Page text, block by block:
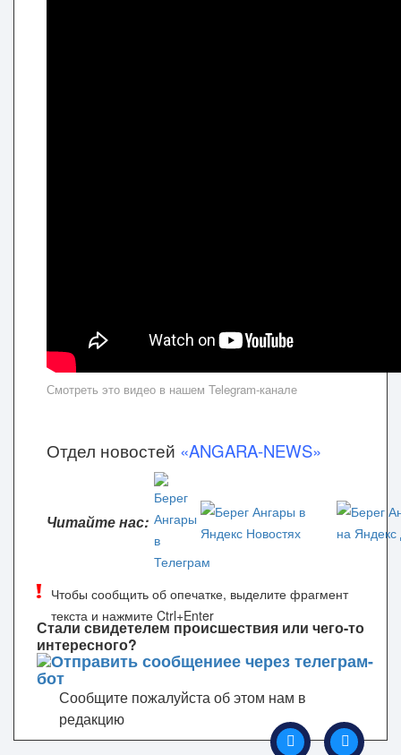
Смотреть это видео в нашем Telegram-канале
Отдел новостей «ANGARA-NEWS»
Читайте нас:
Стали свидетелем происшествия или чего-то
интересного?
Сообщите пожалуйста об этом нам в
редакцию
Чтобы сообщить об опечатке, выделите фрагмент
текста и нажмите Ctrl+Enter